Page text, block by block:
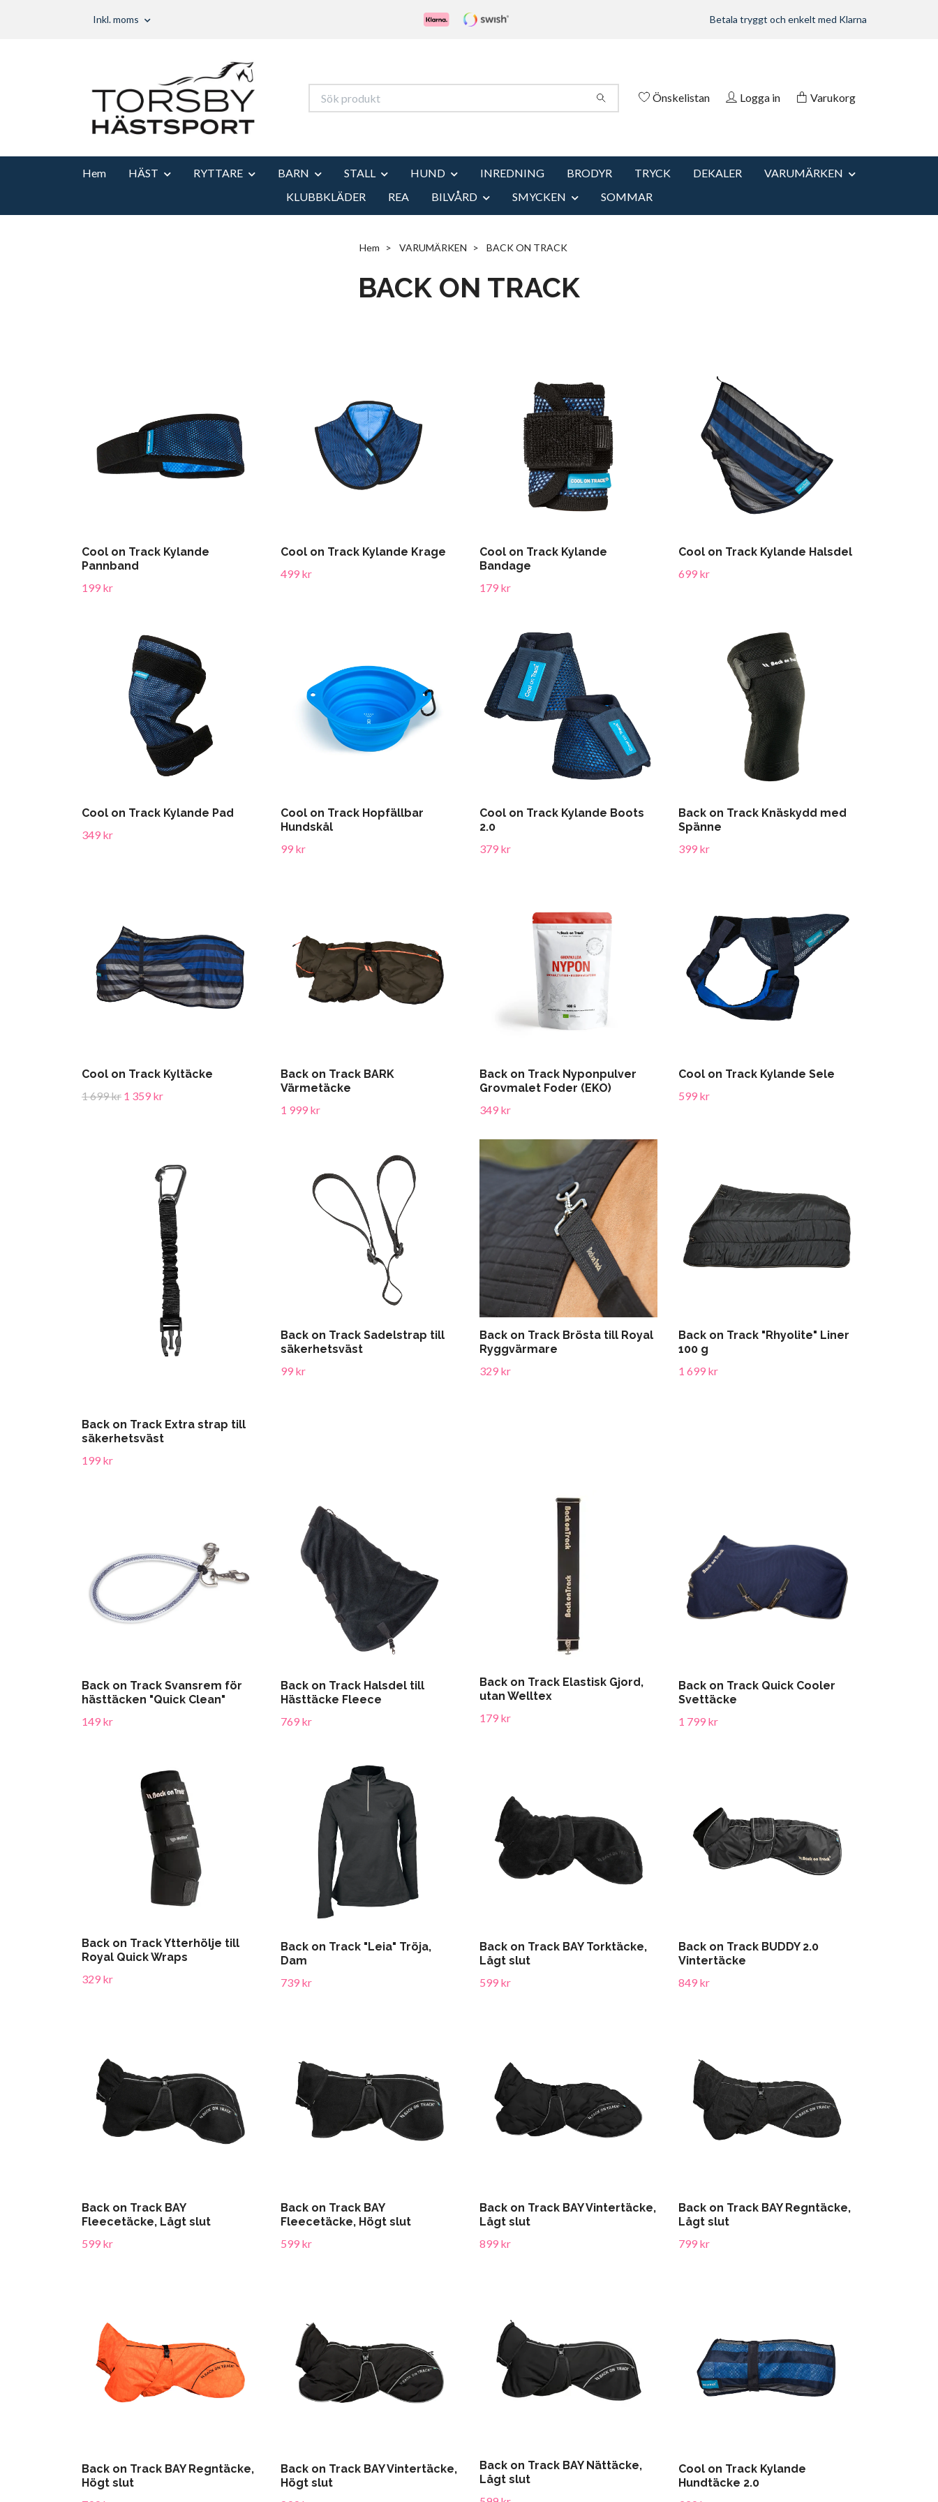
Inkl. moms Betala tryggt och enkelt med Klarna
Önskelistan Logga in Varukorg
Hem HÄST RYTTARE BARN STALL HUND INREDNING BRODYR TRYCK DEKALER
VARUMÄRKEN
KLUBBKLÄDER
REA BILVÅRD SMYCKEN SOMMAR
Hem VARUMÄRKEN BACK ON TRACK
BACK ON TRACK
Cool on Track Kylande
Pannband
199 kr
Cool on Track Kylande Krage
499 kr
Cool on Track Kylande
Bandage
179 kr
Cool on Track Kylande Halsdel
699 kr
Cool on Track Kylande Pad
349 kr
Cool on Track Hopfällbar
Hundskål
99 kr
Cool on Track Kylande Boots
2.0
379 kr
Back on Track Knäskydd med
Spänne
399 kr
Cool on Track Kyltäcke
1 699 kr 1 359 kr
Back on Track BARK
Värmetäcke
1 999 kr
Back on Track Nyponpulver
Grovmalet Foder (EKO)
349 kr
Cool on Track Kylande Sele
599 kr
Back on Track Extra strap till
säkerhetsväst
199 kr
Back on Track Sadelstrap till
säkerhetsväst
99 kr
Back on Track Brösta till Royal
Ryggvärmare
329 kr
Back on Track "Rhyolite" Liner
100 g
1 699 kr
Back on Track Svansrem för
hästtäcken "Quick Clean"
149 kr
Back on Track Halsdel till
Hästtäcke Fleece
769 kr
Back on Track Elastisk Gjord,
utan Welltex
179 kr
Back on Track Quick Cooler
Svettäcke
1 799 kr
Back on Track Ytterhölje till
Royal Quick Wraps
329 kr
Back on Track "Leia" Tröja,
Dam
739 kr
Back on Track BAY Torktäcke,
Lågt slut
599 kr
Back on Track BUDDY 2.0
Vintertäcke
849 kr
Back on Track BAY
Fleecetäcke, Lågt slut
599 kr
Back on Track BAY
Fleecetäcke, Högt slut
599 kr
Back on Track BAY Vintertäcke,
Lågt slut
899 kr
Back on Track BAY Regntäcke,
Lågt slut
799 kr
Back on Track BAY Regntäcke,
Högt slut
Back on Track BAY Vintertäcke,
Högt slut
Back on Track BAY Nättäcke,
Lågt slut
Cool on Track Kylande
Hundtäcke 2.0